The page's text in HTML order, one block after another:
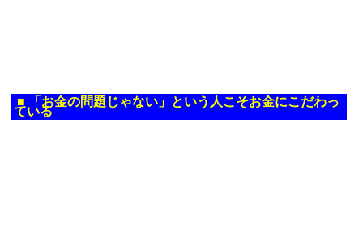
■ 「お金の問題じゃない」という人こそお金にこだわっ
ている